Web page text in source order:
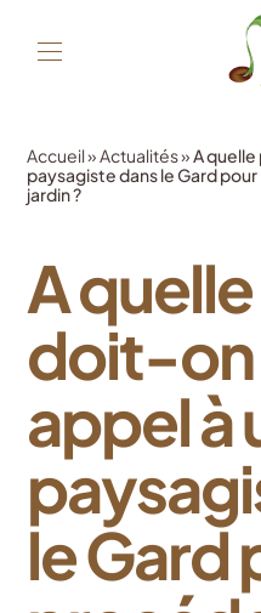
Accueil»Actualités»A
paysagiste dans le Gard
jardin ?
A
doit-on
appel à
le Gard